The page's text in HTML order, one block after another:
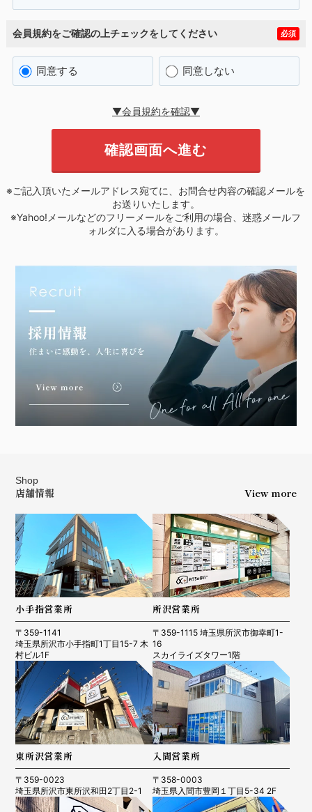
会員規約をご確認の上チェックをしてください 必須
同意する 同意しない
▼会員規約を確認▼
※ご記入頂いたメールアドレス宛てに、お問合せ内容の確認メールを
お送りいたします。
※Yahoo!メールなどのフリーメールをご利用の場合、迷惑メールフ
ォルダに入る場合があります。
Shop
店舗情報 View more
小手指営業所
〒359-1141
埼玉県所沢市小手指町1丁目15-7 木
村ビル1F
所沢営業所
〒359-1115 埼玉県所沢市御幸町1-
16
スカイライズタワー1階
東所沢営業所
〒359-0023
埼玉県所沢市東所沢和田2丁目2-1
入間営業所
〒358-0003
埼玉県入間市豊岡１丁目5-34 2F